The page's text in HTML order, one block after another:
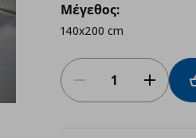
Μέγεθος:
140x200 cm